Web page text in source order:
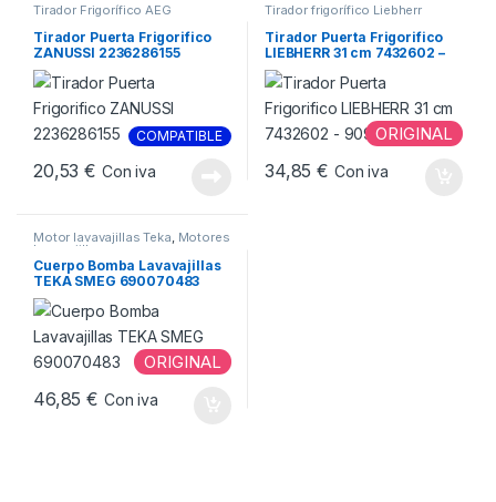
Tirador Frigorífico AEG
ELECTROLUX ZANUSSI
Puerta Frigorífico
Tirador Puerta Frigorifico
ZANUSSI 2236286155
COMPATIBLE
20,53€ Con iva
Tirador frigorífico Liebherr
Tirador Puerta Frigorifico
LIEBHERR 31 cm 7432602 –
9097210
ORIGINAL
34,85€ Con iva
Motor lavavajillas Teka, Motores
Lavavajillas
Cuerpo Bomba Lavavajillas
TEKA SMEG 690070483
ORIGINAL
46,85€ Con iva